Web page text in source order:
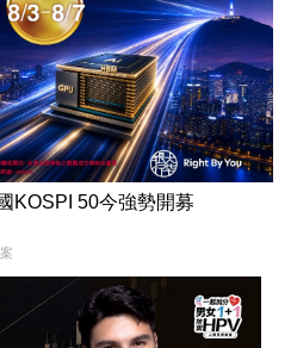
KOSPI 50今強勢開募